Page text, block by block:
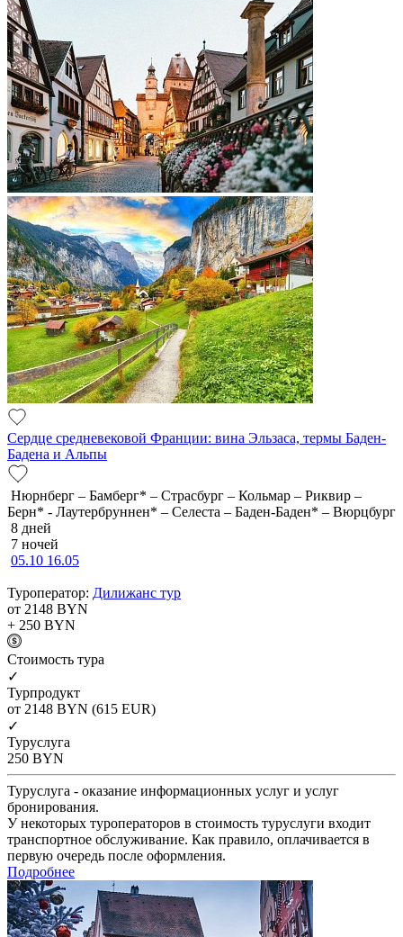
Сердце средневековой Франции: вина Эльзаса, термы Баден-
Бадена и Альпы
Нюрнберг – Бамберг* – Страсбург – Кольмар – Риквир –
Берн* - Лаутербруннен* – Селеста – Баден-Баден* – Вюрцбург
8 дней
7 ночей
05.10 16.05
Туроператор: Дилижанс тур
от 2148 BYN
+ 250 BYN
Cтоимость тура
✓
Турпродукт
от 2148 BYN (615 EUR)
✓
Туруслуга
250 BYN
Туруслуга - оказание информационных услуг и услуг
бронирования.
У некоторых туроператоров в стоимость туруслуги входит
транспортное обслуживание. Как правило, оплачивается в
первую очередь после оформления.
Подробнее